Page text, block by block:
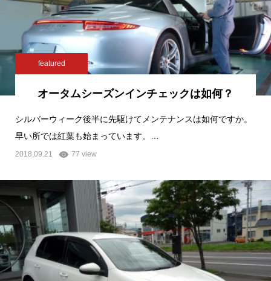
featured
オータムシーズンインチェックは如何？
シルバーウィーク後半に先駆けてメンテナンスは如何ですか。
早い所では紅葉も始まっています。…
2018.09.21 77 view